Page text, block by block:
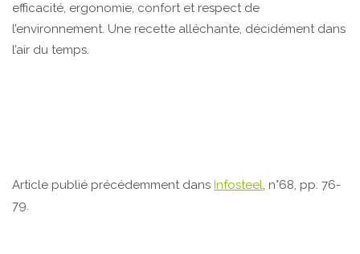
efficacité, ergonomie, confort et respect de
l’environnement. Une recette alléchante, décidément dans
l’air du temps.
Article publié précédemment dans Infosteel, n°68, pp. 76-
79.